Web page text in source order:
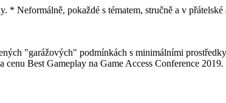
Neformálně, pokaždé s tématem, stručně a v
"garážových" podmínkách s minimálními
Best Gameplay na Game Access Conference 2019.